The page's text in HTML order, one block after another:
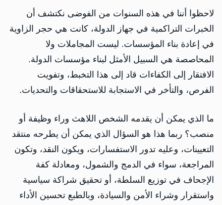
لاحظوا أننا في هذه السنوات من الفوضى نكتشف أن
الخبرات التراكمية في جهاز الدولة، كانت هي حجر الزاوية
في إعادة بناء المؤسسات. ليست المجاملات ولا
المحاصصة هي السبيل الأمثل لبناء مؤسسات الدولة.
الافتقار إلى الكفاءات قاد إلى هذا التخبط، وتفويت
الفرص، والتأخر في الاستجابة للاستحقاقات والتحديات.
ما الذي يمكن أن يقدمه الشخص اللاهث وراء وظيفة أو
منصب؟ ربما هذا هو السؤال الذي يمكن أن يطرحه منتقد
التعيينات، وعليه تدور الاستفسارات، ويكون النقد، وتكون
المراجعة، سواء في الدمج والشمول، ومعادلة كفة
الإجحاف في توزيع السلطة، أو تحقيق شراكة سياسية
واستقرار وشراء الأمن والسيادة، وبالطبع تحسين الأداء